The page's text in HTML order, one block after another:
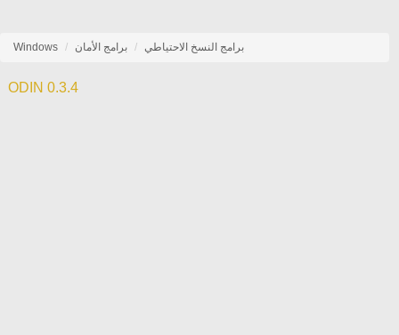
Windows برامج الأمان برامج النسخ الاحتياطي
ODIN 0.3.4